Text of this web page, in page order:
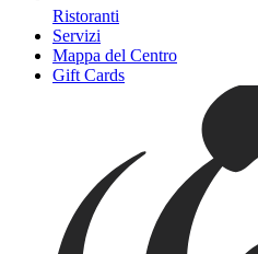
Ristoranti
Servizi
Mappa del Centro
Gift Cards